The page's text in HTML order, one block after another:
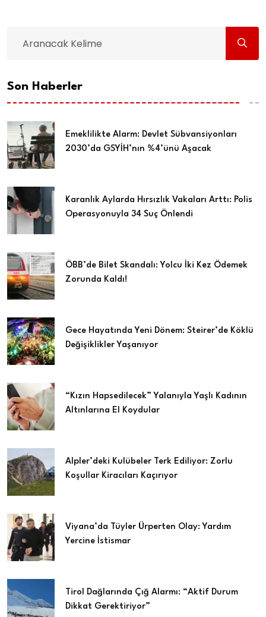
Son Haberler
Emeklilikte Alarm: Devlet Sübvansiyonları
2030’da GSYİH’nın %4’ünü Aşacak
Karanlık Aylarda Hırsızlık Vakaları Arttı: Polis
Operasyonuyla 34 Suç Önlendi
ÖBB’de Bilet Skandalı: Yolcu İki Kez Ödemek
Zorunda Kaldı!
Gece Hayatında Yeni Dönem: Steirer’de Köklü
Değişiklikler Yaşanıyor
“Kızın Hapsedilecek” Yalanıyla Yaşlı Kadının
Altınlarına El Koydular
Alpler’deki Kulübeler Terk Ediliyor: Zorlu
Koşullar Kiracıları Kaçırıyor
Viyana’da Tüyler Ürperten Olay: Yardım
Yercine İstismar
Tirol Dağlarında Çığ Alarmı: “Aktif Durum
Dikkat Gerektiriyor”